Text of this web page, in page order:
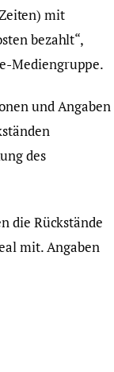
mit
bezahlt“,
Mediengruppe.
und Angaben
des
die Rückstände
mit. Angaben